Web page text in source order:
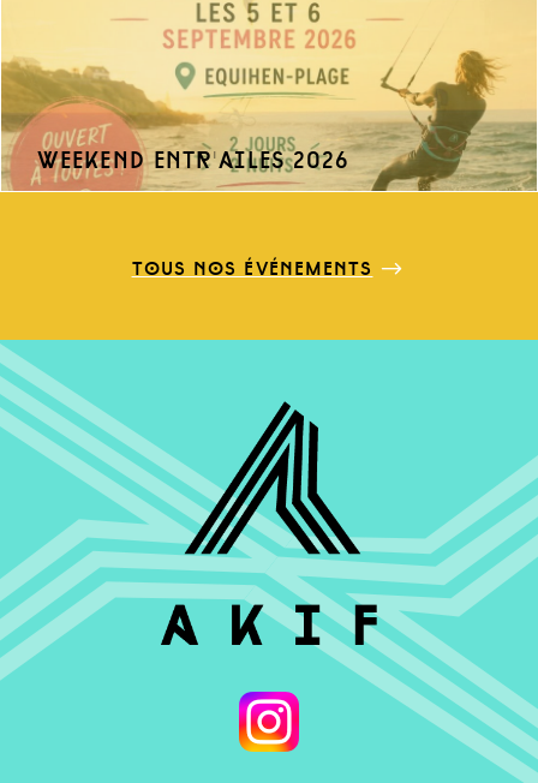
weekend entr'ailes 2026
tous nos événements